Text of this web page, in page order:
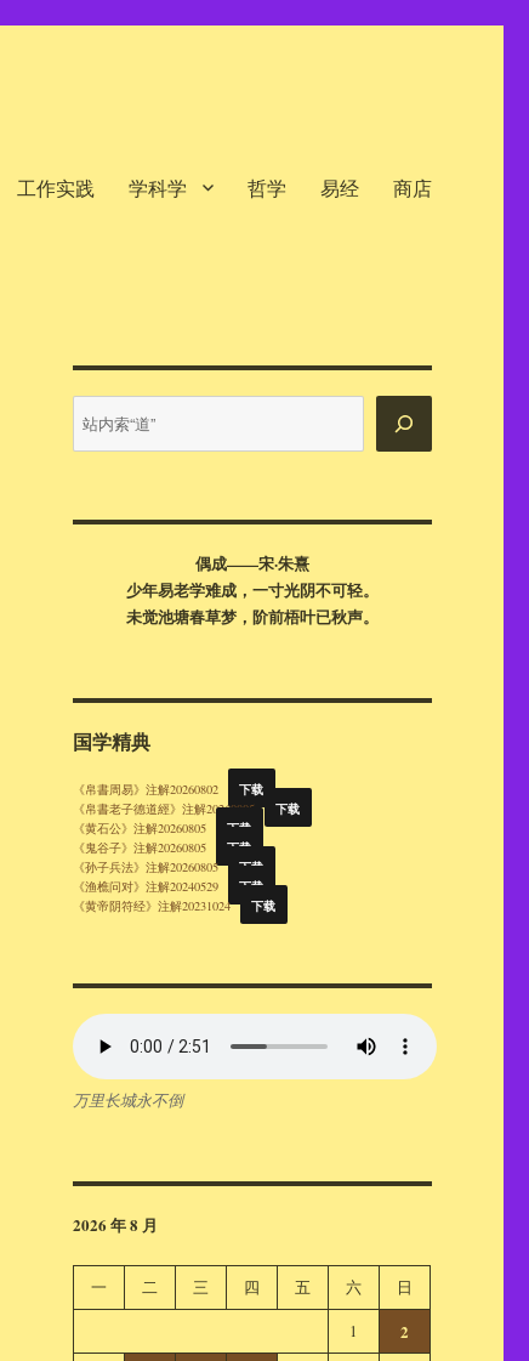
工作实践 学科学 哲学 易经 商店
内
搜
偶成——宋·朱熹
少年易老学难成，一寸光阴不可轻。
未觉池塘春草梦，阶前梧叶已秋声。
国学精典
《帛書周易》注解20260802 下载
《帛書老子德道經》注解20260805 下载
《黄石公》注解20260805 下载
《鬼谷子》注解20260805 下载
《孙子兵法》注解20260805 下载
《渔樵问对》注解20240529 下载
《黄帝阴符经》注解20231024 下载
万里长城永不倒
2026 年 8 月
一 二 三 四 五 六
日
1
2